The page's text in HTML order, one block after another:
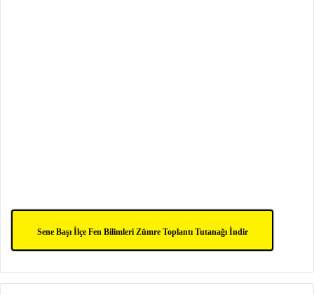
Sene Başı İlçe Fen Bilimleri Zümre Toplantı Tutanağı İndir